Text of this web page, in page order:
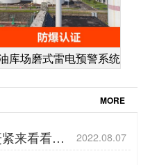
库场磨式雷电预警系统
MORE
来看看
2022.08.07